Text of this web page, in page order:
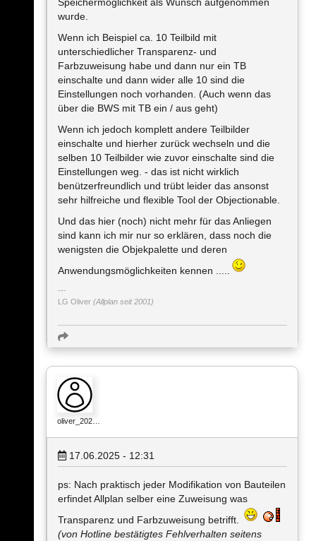
wurde.
Wenn ich Beispiel ca. 10 Teilbild mit
unterschiedlicher Transparenz- und
Farbzuweisung habe und dann nur ein TB
einschalte und dann wider alle 10 sind die
Einstellungen noch vorhanden. (Auch wenn das
über die BWS mit TB ein / aus geht)
Wenn ich jedoch komplett andere Teilbilder
einschalte und hierher zurück wechseln und die
selben 10 Teilbilder wie zuvor einschalte sind die
Einstellungen weg. - das ist nicht wirklich
benützerfreundlich und trübt leider das ansonst
sehr hilfreiche und flexible Tool der Objectionable.
Und das hier (noch) nicht mehr für das Anliegen
sind kann ich mir nur so erklären, dass noch die
wenigsten die Objekpalette und deren
Anwendungsmöglichkeiten kennen .....
LG Oliver (Allplan seit 2001)
oliver_202…
17.06.2025 - 12:31
ps: Nach praktisch jeder Modifikation von Bauteilen
erfindet Allplan selber eine Zuweisung was
Transparenz und Farbzuweisung betrifft.
(von Hotline bestätigtes Fehlverhalten seitens